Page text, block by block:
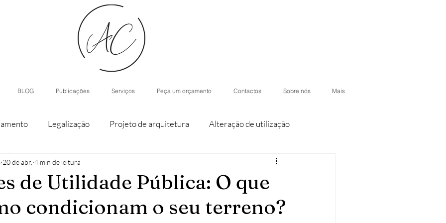
BLOG Publicações Serviços Peça um orçamento Contactos Sobre nós Mais
Legalização Projeto de arquitetura Alteração de utilização
de parcela Condomínios
Casas modulares Inteligência Artificial Hotéis
de Utilidade Pública: O que
condicionam o seu terreno?
20 de abr. 4 min de leitura